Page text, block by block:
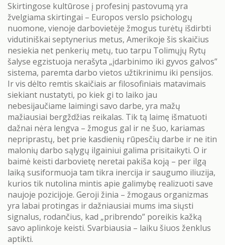
Skirtingose kultūrose į profesinį pastovumą yra
žvelgiama skirtingai – Europos verslo psichologų
nuomone, vienoje darbovietėje žmogus turėtų išdirbti
vidutiniškai septynerius metus, Amerikoje šis skaičius
nesiekia net penkerių metų, tuo tarpu Tolimųjų Rytų
šalyse egzistuoja nerašyta „įdarbinimo iki gyvos galvos”
sistema, paremta darbo vietos užtikrinimu iki pensijos.
Ir vis dėlto remtis skaičiais ar filosofiniais matavimais
siekiant nustatyti, po kiek gi to laiko jau
nebesijaučiame laimingi savo darbe, yra mažų
mažiausiai bergždžias reikalas. Tik tą laimę išmatuoti
dažnai nėra lengva – žmogus gal ir ne šuo, kariamas
nepriprastų, bet prie kasdienių rūpesčių darbe ir ne itin
malonių darbo sąlygų ilgainiui galima prisitaikyti. O ir
baimė keisti darbovietę neretai pakiša koją – per ilgą
laiką susiformuoja tam tikra inercija ir saugumo iliuzija,
kurios tik nutolina mintis apie galimybę realizuoti save
naujoje pozicijoje. Geroji žinia – žmogaus organizmas
yra labai protingas ir dažniausiai mums ima siųsti
signalus, rodančius, kad „pribrendo” poreikis kažką
savo aplinkoje keisti. Svarbiausia – laiku šiuos ženklus
aptikti.